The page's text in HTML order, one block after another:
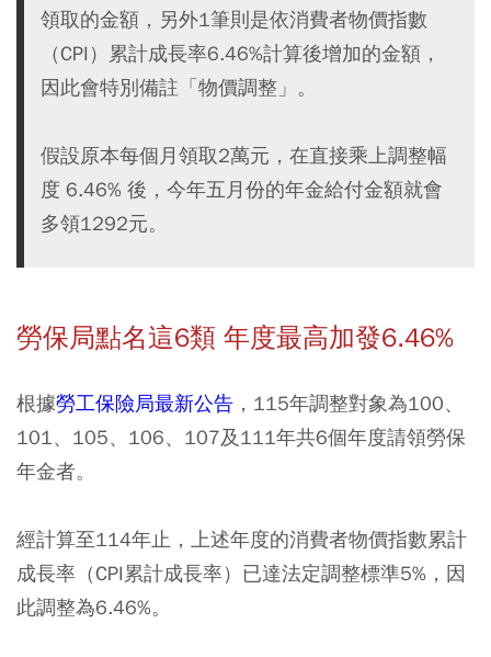
領取的金額，另外1筆則是依消費者物價指數
（CPI）累計成長率6.46%計算後增加的金額，
因此會特別備註「物價調整」。
假設原本每個月領取2萬元，在直接乘上調整幅
度 6.46% 後，今年五月份的年金給付金額就會
多領1292元。
勞保局點名這6類 年度最高加發6.46%
根據勞工保險局最新公告 ，115年調整對象為100、
101、105、106、107及111年共6個年度請領勞保
年金者。
經計算至114年止，上述年度的消費者物價指數累計
成長率（CPI累計成長率）已達法定調整標準5%，因
此調整為6.46%。